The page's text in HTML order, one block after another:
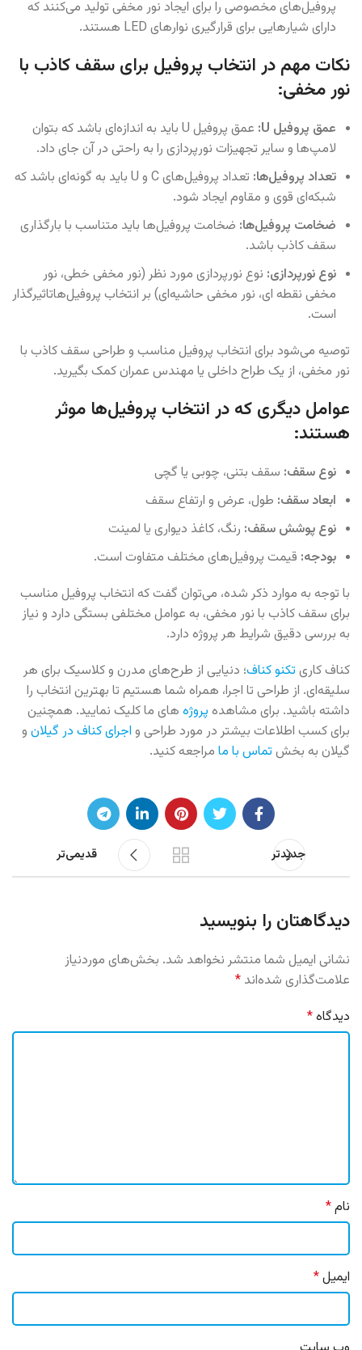
پروفیل‌های مخصوصی را برای ایجاد نور مخفی تولید می‌کنند که
دارای شیارهایی برای قرارگیری نوارهای LED هستند.
نکات مهم در انتخاب پروفیل برای سقف کاذب با
نور مخفی:
عمق پروفیل U:
عمق پروفیل U باید به اندازه‌ای باشد که بتوان
لامپ‌ها و سایر تجهیزات نورپردازی را به راحتی در آن جای داد.
تعداد پروفیل‌ها:
تعداد پروفیل‌های C و U باید به گونه‌ای باشد که
شبکه‌ای قوی و مقاوم ایجاد شود.
ضخامت پروفیل‌ها: ضخامت پروفیل‌ها باید متناسب با بارگذاری
سقف کاذب باشد.
نوع نورپردازی: نوع نورپردازی مورد نظر (نور مخفی خطی، نور
مخفی نقطه ای، نور مخفی حاشیه‌ای) بر انتخاب پروفیل‌هاتاثیرگذار
است.
توصیه می‌شود برای انتخاب پروفیل مناسب و طراحی سقف کاذب با
نور مخفی، از یک طراح داخلی یا مهندس عمران کمک بگیرید.
عوامل دیگری که در انتخاب پروفیل‌ها موثر
هستند:
نوع سقف: سقف بتنی، چوبی یا گچی
ابعاد سقف: طول، عرض و ارتفاع سقف
نوع پوشش سقف: رنگ، کاغذ دیواری یا لمینت
بودجه: قیمت پروفیل‌های مختلف متفاوت است.
با توجه به موارد ذکر شده، می‌توان گفت که انتخاب پروفیل مناسب
برای سقف کاذب با نور مخفی، به عوامل مختلفی بستگی دارد و نیاز
به بررسی دقیق شرایط هر پروژه دارد.
کناف کاری تکنو کناف؛ دنیایی از طرح‌های مدرن و کلاسیک برای هر
سلیقه‌ای. از طراحی تا اجرا، همراه شما هستیم تا بهترین انتخاب را
داشته باشید. برای مشاهده پروژه های ما کلیک نمایید. همچنین
برای کسب اطلاعات بیشتر در مورد طراحی و اجرای کناف در گیلان و
گیلان به بخش تماس با ما مراجعه کنید.
جدیدتر قدیمی‌تر
دیدگاهتان را بنویسید
نشانی ایمیل شما منتشر نخواهد شد. بخش‌های موردنیاز
علامت‌گذاری شده‌اند *
دیدگاه*
نام*
ایمیل*